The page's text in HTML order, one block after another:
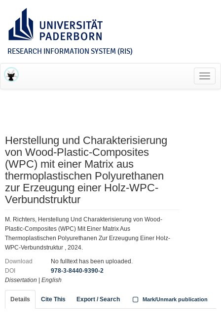
RESEARCH INFORMATION SYSTEM (RIS)
Herstellung und Charakterisierung
von Wood-Plastic-Composites
(WPC) mit einer Matrix aus
thermoplastischen Polyurethanen
zur Erzeugung einer Holz-WPC-
Verbundstruktur
M. Richters, Herstellung Und Charakterisierung von Wood-
Plastic-Composites (WPC) Mit Einer Matrix Aus
Thermoplastischen Polyurethanen Zur Erzeugung Einer Holz-
WPC-Verbundstruktur , 2024.
Download
No fulltext has been uploaded.
DOI
978-3-8440-9390-2
Dissertation
English
Details Cite This Export / Search Mark/Unmark publication